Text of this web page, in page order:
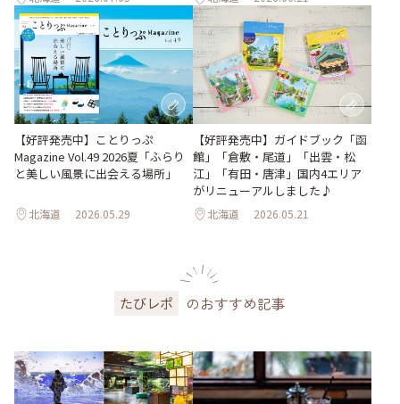
【好評発売中】ことりっぷ
Magazine Vol.49 2026夏「ふらり
と美しい風景に出会える場所」
北海道 2026.05.29
【好評発売中】ガイドブック「函
館」「倉敷・尾道」「出雲・松
江」「有田・唐津」国内4エリア
がリニューアルしました♪
北海道 2026.05.21
たびレポ のおすすめ記事